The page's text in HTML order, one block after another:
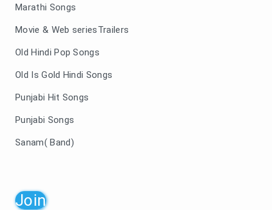
Marathi Songs
Movie & Web seriesTrailers
Old Hindi Pop Songs
Old Is Gold Hindi Songs
Punjabi Hit Songs
Punjabi Songs
Sanam( Band)
Join